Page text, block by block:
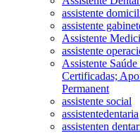
assistente
assistente
Assistente
assistente
Assistente
Certificadas;
Permanent
assistente social
assistentedentaria
assistenten